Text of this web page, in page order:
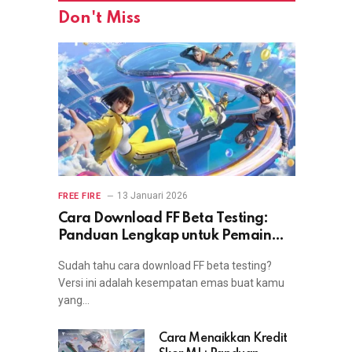
Don't Miss
FREE FIRE 13 Januari 2026
Cara Download FF Beta Testing:
Panduan Lengkap untuk Pemain
Sudah tahu cara download FF beta testing?
Versi ini adalah kesempatan emas buat kamu
yang…
Cara Menaikkan Kredit